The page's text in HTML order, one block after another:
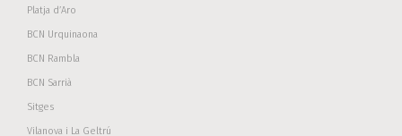
Platja d’Aro
BCN Urquinaona
BCN Rambla
BCN Sarrià
Sitges
Vilanova i La Geltrú